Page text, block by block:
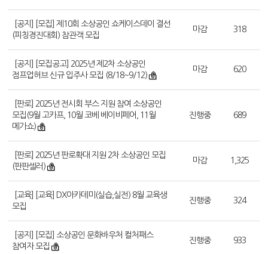
[공지] [모집] 제10회 소상공인 쇼케이스데이 결선
(피칭경진대회) 참관객 모집
마감 318
[공지] [모집공고] 2025년 제2차 소상공인
점프업허브 신규 입주사 모집 (8/18~9/12)
마감 620
[판로] 2025년 전시회 부스 지원 참여 소상공인
모집(9월 고카프, 10월 코베 베이비페어, 11월
메가쇼)
진행중 689
[판로] 2025년 판로확대 지원 2차 소상공인 모집
(판판셀러)
마감 1,325
[교육] [교육] DX아카데미(실습,실전) 8월 교육생
모집
진행중 324
[공지] [모집] 소상공인 문화바우처 컬처패스
참여자 모집
진행중 933